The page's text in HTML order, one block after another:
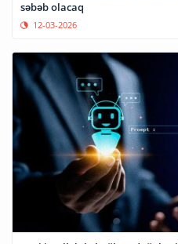
səbəb olacaq
12-03-2026